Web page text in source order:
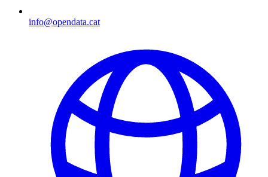
info@opendata.cat